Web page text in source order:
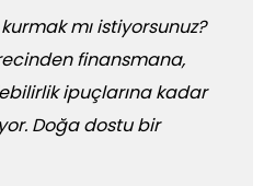
mı istiyorsunuz?
finansmana,
ipuçlarına kadar
Doğa dostu bir